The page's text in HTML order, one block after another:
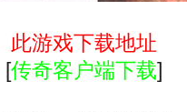
此游戏下载地址
[传奇客户端下载]